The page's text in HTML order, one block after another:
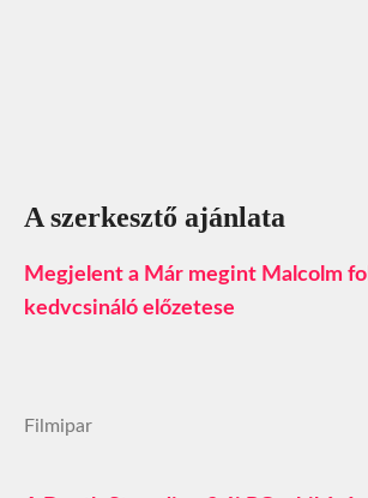
A szerkesztő ajánlata
Megjelent a Már megint Malcolm
kedvcsináló előzetese
Filmipar